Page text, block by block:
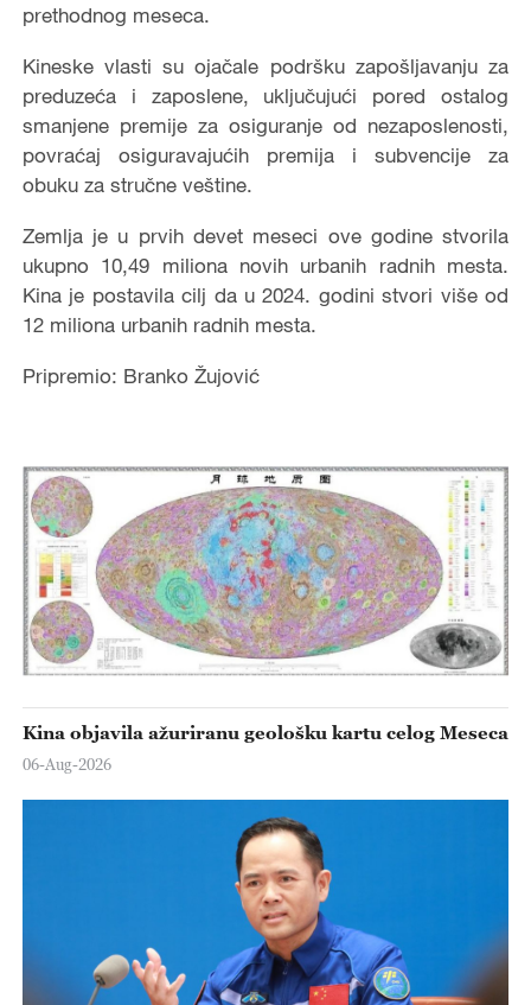
prethodnog meseca.
Kineske vlasti su ojačale podršku zapošljavanju za
preduzeća i zaposlene, uključujući pored ostalog
smanjene premije za osiguranje od nezaposlenosti,
povraćaj osiguravajućih premija i subvencije za
obuku za stručne veštine.
Zemlja je u prvih devet meseci ove godine stvorila
ukupno 10,49 miliona novih urbanih radnih mesta.
Kina je postavila cilj da u 2024. godini stvori više od
12 miliona urbanih radnih mesta.
Pripremio: Branko Žujović
Kina objavila ažuriranu geološku kartu celog Meseca
06-Aug-2026